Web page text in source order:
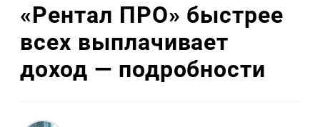
«Рентал ПРО» быстрее
всех выплачивает
доход — подробности